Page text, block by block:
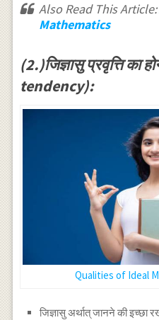
Also Read This Article:
Mathematics
(2.)जिज्ञासु प्रवृत्ति का
tendency):
Qualities of Ideal
जिज्ञासु अर्थात् जानने की इच्छा